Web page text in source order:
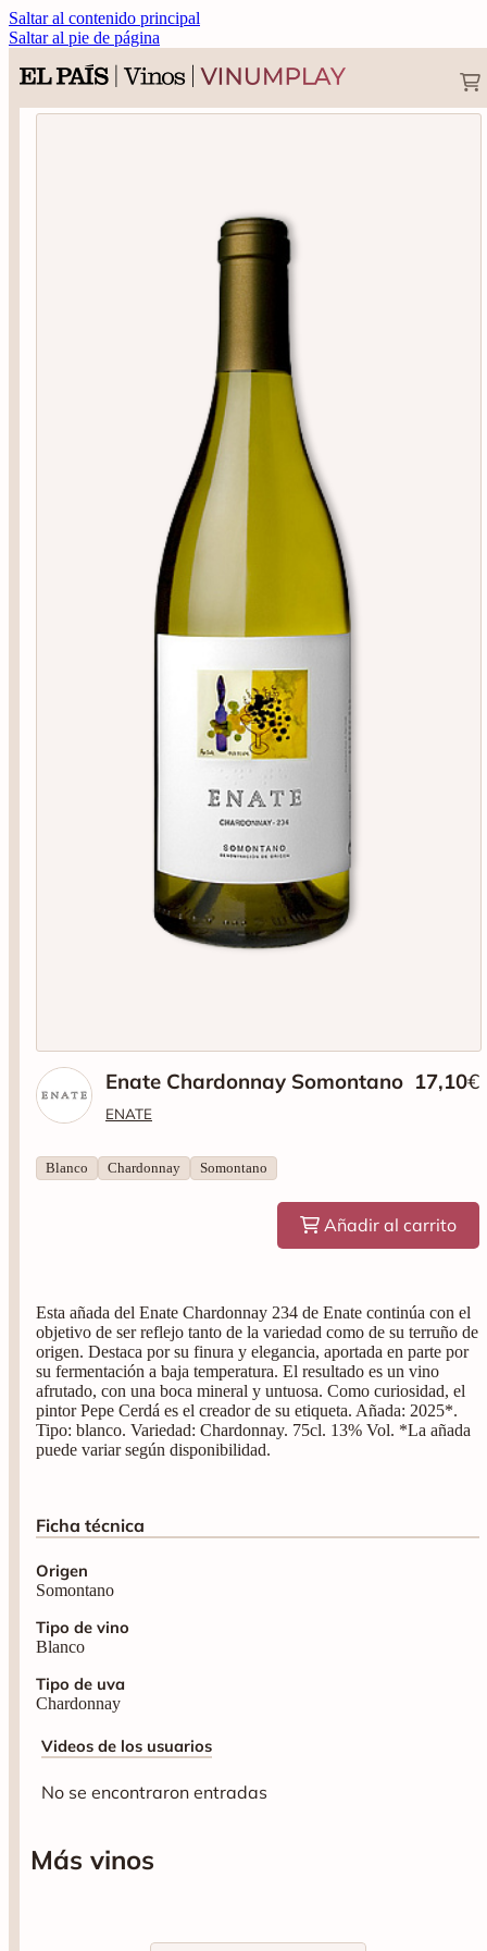
Saltar al contenido principal
Saltar al pie de página
Enate Chardonnay Somontano
ENATE
17,10€
Blanco Chardonnay Somontano
Añadir al carrito
Esta añada del Enate Chardonnay 234 de Enate continúa con el
objetivo de ser reflejo tanto de la variedad como de su terruño de
origen. Destaca por su finura y elegancia, aportada en parte por
su fermentación a baja temperatura. El resultado es un vino
afrutado, con una boca mineral y untuosa. Como curiosidad, el
pintor Pepe Cerdá es el creador de su etiqueta. Añada: 2025*.
Tipo: blanco. Variedad: Chardonnay. 75cl. 13% Vol. *La añada
puede variar según disponibilidad.
Ficha técnica
Origen
Somontano
Tipo de vino
Blanco
Tipo de uva
Chardonnay
Videos de los usuarios
No se encontraron entradas
Más vinos